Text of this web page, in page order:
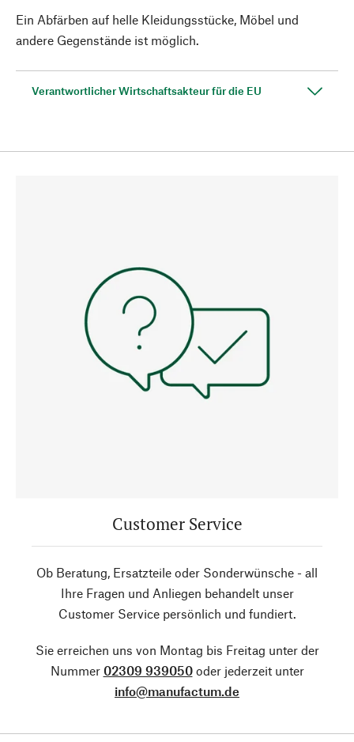
Ein Abfärben auf helle Kleidungsstücke, Möbel und
andere Gegenstände ist möglich.
Verantwortlicher Wirtschaftsakteur für die EU
Customer Service
Ob Beratung, Ersatzteile oder Sonderwünsche - all
Ihre Fragen und Anliegen behandelt unser
Customer Service persönlich und fundiert.
Sie erreichen uns von Montag bis Freitag unter der
Nummer 02309 939050oder jederzeit unter
info@manufactum.de